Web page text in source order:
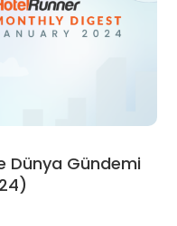
Dünya Gündemi